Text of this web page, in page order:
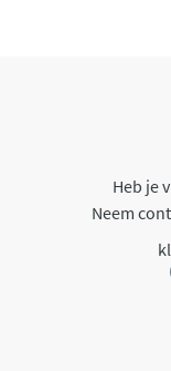
Heb je
Neem